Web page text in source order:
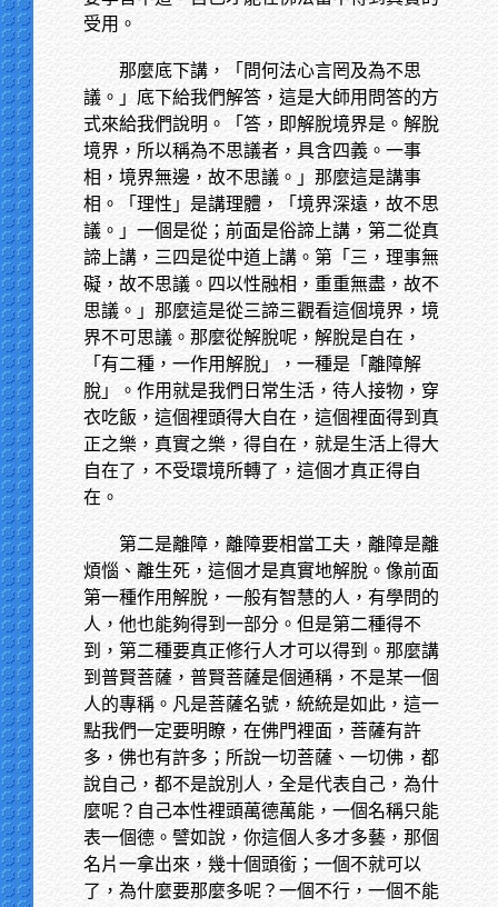
受用。
那麼底下講，「問何法心言罔及為不思
議。」底下給我們解答，這是大師用問答的方
式來給我們說明。「答，即解脫境界是。解脫
境界，所以稱為不思議者，具含四義。一事
相，境界無邊，故不思議。」那麼這是講事
相。「理性」是講理體，「境界深遠，故不思
議。」一個是從；前面是俗諦上講，第二從真
諦上講，三四是從中道上講。第「三，理事無
礙，故不思議。四以性融相，重重無盡，故不
思議。」那麼這是從三諦三觀看這個境界，境
界不可思議。那麼從解脫呢，解脫是自在，
「有二種，一作用解脫」，一種是「離障解
脫」。作用就是我們日常生活，待人接物，穿
衣吃飯，這個裡頭得大自在，這個裡面得到真
正之樂，真實之樂，得自在，就是生活上得大
自在了，不受環境所轉了，這個才真正得自
在。
第二是離障，離障要相當工夫，離障是離
煩惱、離生死，這個才是真實地解脫。像前面
第一種作用解脫，一般有智慧的人，有學問的
人，他也能夠得到一部分。但是第二種得不
到，第二種要真正修行人才可以得到。那麼講
到普賢菩薩，普賢菩薩是個通稱，不是某一個
人的專稱。凡是菩薩名號，統統是如此，這一
點我們一定要明瞭，在佛門裡面，菩薩有許
多，佛也有許多；所說一切菩薩、一切佛，都
說自己，都不是說別人，全是代表自己，為什
麼呢？自己本性裡頭萬德萬能，一個名稱只能
表一個德。譬如說，你這個人多才多藝，那個
名片一拿出來，幾十個頭銜；一個不就可以
了，為什麼要那麼多呢？一個不行，一個不能